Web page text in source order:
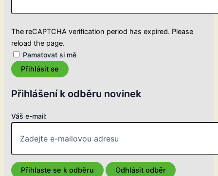
The reCAPTCHA verification period has expired. Please
reload the page.
Pamatovat si mě
Přihlásit se
Přihlášení k odběru novinek
Váš e-mail: